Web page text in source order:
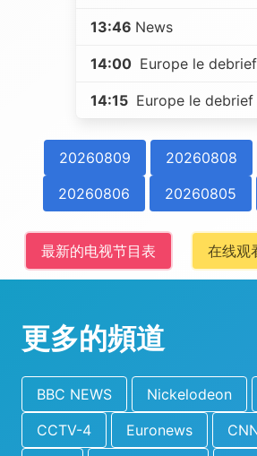
13:46 News
14:00 Europe le debrief
14:15 Europe le debrief
20260809 20260808
20260806
20260805
最新的电视节目表 在线观
更多的頻道
BBC NEWS Nickelodeon
CCTV-4
Euronews